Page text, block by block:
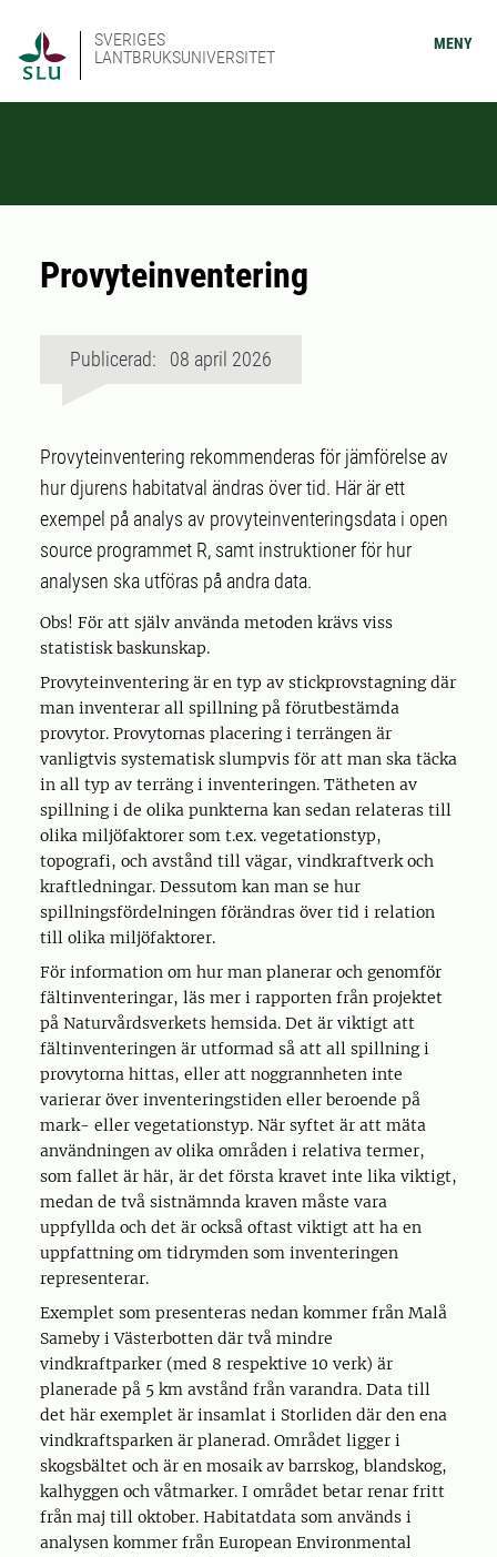
SVERIGES
LANTBRUKSUNIVERSITET
MENY
Provyteinventering
Publicerad: 08 april 2026
Provyteinventering rekommenderas för jämförelse av
hur djurens habitatval ändras över tid. Här är ett
exempel på analys av provyteinventeringsdata i open
source programmet R, samt instruktioner för hur
analysen ska utföras på andra data.
Obs! För att själv använda metoden krävs viss
statistisk baskunskap.
Provyteinventering är en typ av stickprovstagning där
man inventerar all spillning på förutbestämda
provytor. Provytornas placering i terrängen är
vanligtvis systematisk slumpvis för att man ska täcka
in all typ av terräng i inventeringen. Tätheten av
spillning i de olika punkterna kan sedan relateras till
olika miljöfaktorer som t.ex. vegetationstyp,
topografi, och avstånd till vägar, vindkraftverk och
kraftledningar. Dessutom kan man se hur
spillningsfördelningen förändras över tid i relation
till olika miljöfaktorer.
För information om hur man planerar och genomför
fältinventeringar, läs mer i rapporten från projektet
på Naturvårdsverkets hemsida. Det är viktigt att
fältinventeringen är utformad så att all spillning i
provytorna hittas, eller att noggrannheten inte
varierar över inventeringstiden eller beroende på
mark- eller vegetationstyp. När syftet är att mäta
användningen av olika områden i relativa termer,
som fallet är här, är det första kravet inte lika viktigt,
medan de två sistnämnda kraven måste vara
uppfyllda och det är också oftast viktigt att ha en
uppfattning om tidrymden som inventeringen
representerar.
Exemplet som presenteras nedan kommer från Malå
Sameby i Västerbotten där två mindre
vindkraftparker (med 8 respektive 10 verk) är
planerade på 5 km avstånd från varandra. Data till
det här exemplet är insamlat i Storliden där den ena
vindkraftsparken är planerad. Området ligger i
skogsbältet och är en mosaik av barrskog, blandskog,
kalhyggen och våtmarker. I området betar renar fritt
från maj till oktober. Habitatdata som används i
analysen kommer från European Environmental